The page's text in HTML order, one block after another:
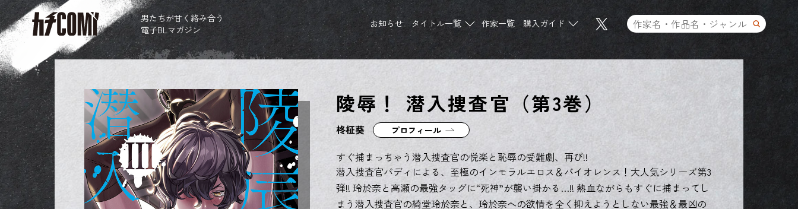
男たちが甘く絡み合う
電子BLマガジン
お知らせ タイトル一覧 作家一覧 購入ガイド
陵辱！ 潜入捜査官（第3巻）
柊柾葵 プロフィール
すぐ捕まっちゃう潜入捜査官の悦楽と恥辱の受難劇、再び!!
潜入捜査官バディによる、至極のインモラルエロス＆バイオレンス！大人気シリーズ第3
弾!! 玲於奈と高瀬の最強タッグに“死神”が襲い掛かる…!! 熱血ながらもすぐに捕まってし
まう潜入捜査官の綺堂玲於奈と、玲於奈への欲情を全く抑えようとしない最強＆最凶の